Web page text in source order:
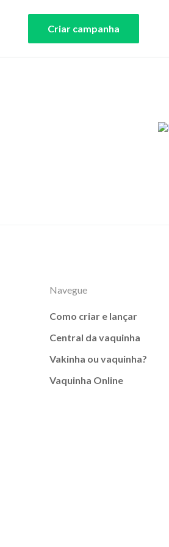
Criar campanha
Navegue
Como criar e lançar
Central da vaquinha
Vakinha ou vaquinha?
Vaquinha Online